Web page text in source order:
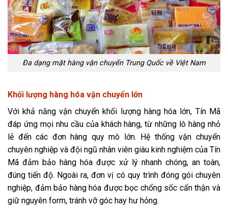
Đa dạng mặt hàng vận chuyển Trung Quốc về Việt Nam
Khối lượng hàng hóa vận chuyển lớn
Với khả năng vận chuyển khối lượng hàng hóa lớn, Tín Mã
đáp ứng mọi nhu cầu của khách hàng, từ những lô hàng nhỏ
lẻ đến các đơn hàng quy mô lớn. Hệ thống vận chuyển
chuyên nghiệp và đội ngũ nhân viên giàu kinh nghiệm của Tín
Mã đảm bảo hàng hóa được xử lý nhanh chóng, an toàn,
đúng tiến độ. Ngoài ra, đơn vị có quy trình đóng gói chuyên
nghiệp, đảm bảo hàng hóa được bọc chống sốc cẩn thận và
giữ nguyên form, tránh vỡ góc hay hư hỏng.